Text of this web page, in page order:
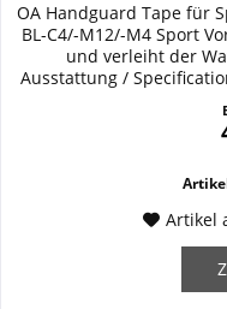
OA Handguard Tape für
BL-C4/-M12/-M4 Sport
und verleiht der
Ausstattung /
Artikel